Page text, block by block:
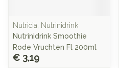
Nutricia, Nutrinidrink
Nutrinidrink Smoothie
Rode Vruchten Fl 200ml
€ 3,19